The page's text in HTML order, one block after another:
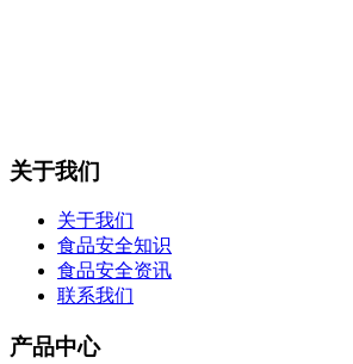
关于我们
关于我们
食品安全知识
食品安全资讯
联系我们
产品中心